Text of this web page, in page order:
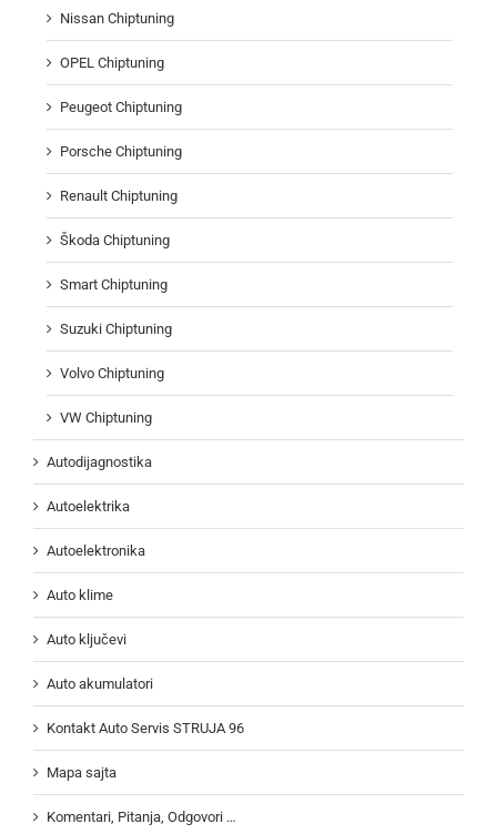
Nissan Chiptuning
OPEL Chiptuning
Peugeot Chiptuning
Porsche Chiptuning
Renault Chiptuning
Škoda Chiptuning
Smart Chiptuning
Suzuki Chiptuning
Volvo Chiptuning
VW Chiptuning
Autodijagnostika
Autoelektrika
Autoelektronika
Auto klime
Auto ključevi
Auto akumulatori
Kontakt Auto Servis STRUJA 96
Mapa sajta
Komentari, Pitanja, Odgovori …